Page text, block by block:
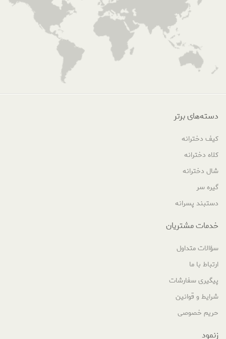
دسته‌های برتر
کیف دخترانه
کلاه دخترانه
شال دخترانه
گیره سر
دستبند پسرانه
خدمات مشتریان
سؤالات متداول
ارتباط با ما
پیگیری سفارشات
شرایط و قوانین
حریم خصوصی
زنمود